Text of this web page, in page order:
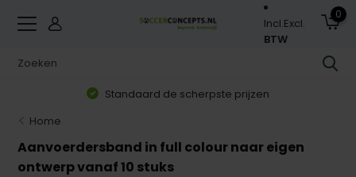
Incl.Excl.
BTW
0
Standaard de scherpste prijzen
Home
Aanvoerdersband in full colour naar eigen
ontwerp vanaf 10 stuks